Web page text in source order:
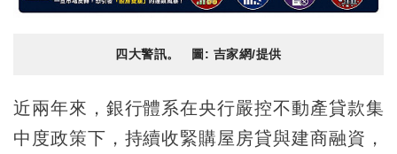
四大警訊。 圖: 吉家網/提供
近兩年來，銀行體系在央行嚴控不動產貸款集
中度政策下，持續收緊購屋房貸與建商融資，